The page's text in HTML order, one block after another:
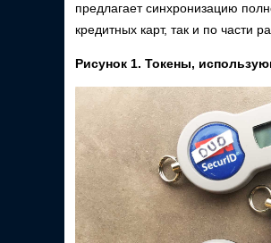
предлагает синхронизацию
кредитных карт, так и по части
Рисунок 1. Токены,